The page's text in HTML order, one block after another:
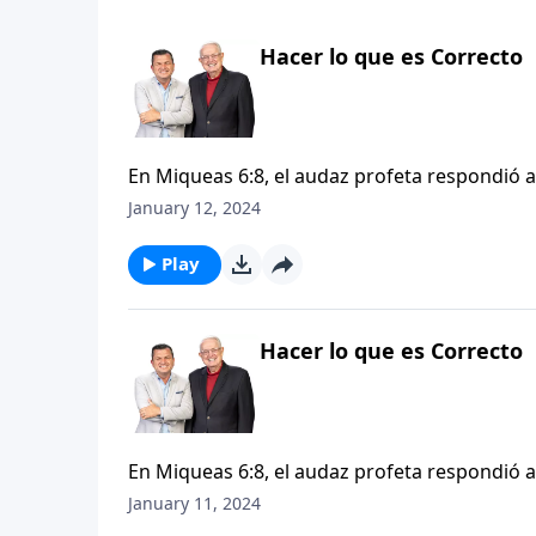
Hacer lo que es Correcto
En Miqueas 6:8, el audaz profeta respondió
espera Dios de nosotros? La respuesta de
que es correcto, sin importar las
nosotros en las vidas de los apóstoles del
January 12, 2024
Play
Hacer lo que es Correcto
En Miqueas 6:8, el audaz profeta respondió
espera Dios de nosotros? La respuesta de
January 11, 2024